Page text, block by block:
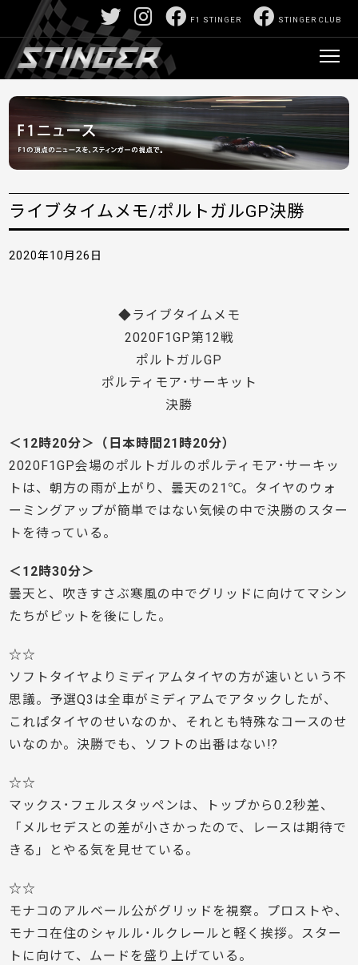
STINGER CLUB
F1 STINGER
ライブタイムメモ/ポルトガルGP決勝
2020年10月26日
◆ライブタイムメモ
2020F1GP第12戦
ポルトガルGP
ポルティモア･サーキット
決勝
＜12時20分＞（日本時間21時20分）
2020F1GP会場のポルトガルのポルティモア･サーキッ
トは、朝方の雨が上がり、曇天の21℃。タイヤのウォ
ーミングアップが簡単ではない気候の中で決勝のスター
トを待っている。
＜12時30分＞
曇天と、吹きすさぶ寒風の中でグリッドに向けてマシン
たちがピットを後にした。
☆☆
ソフトタイヤよりミディアムタイヤの方が速いという不
思議。予選Q3は全車がミディアムでアタックしたが、
これぱタイヤのせいなのか、それとも特殊なコースのせ
いなのか。決勝でも、ソフトの出番はない!?
☆☆
マックス･フェルスタッペンは、トップから0.2秒差、
「メルセデスとの差が小さかったので、レースは期待で
きる」とやる気を見せている。
☆☆
モナコのアルベール公がグリッドを視察。プロストや、
モナコ在住のシャルル･ルクレールと軽く挨拶。スター
トに向けて、ムードを盛り上げている。